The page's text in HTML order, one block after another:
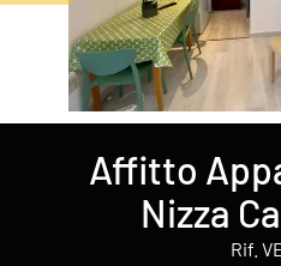
Affitto
Nizza
Rif.